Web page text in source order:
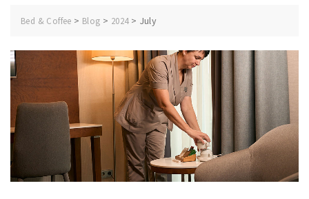
Bed & Coffee > Blog > 2024> July